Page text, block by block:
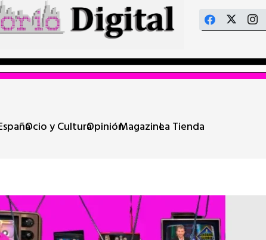
Ocio y CulturaOpiniónMagazineLa Tienda